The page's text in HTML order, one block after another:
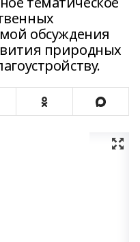
обсуждения
природных